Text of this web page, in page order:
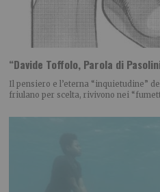
“Davide Toffolo, Parola di
Il pensiero e l’eterna “inquietudine”
friulano per scelta, rivivono nei